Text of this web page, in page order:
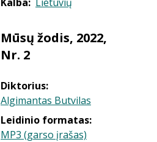
Mūsų žodis, 2022,
Nr. 2
Diktorius:
Algimantas Butvilas
Leidinio formatas:
MP3 (garso įrašas)